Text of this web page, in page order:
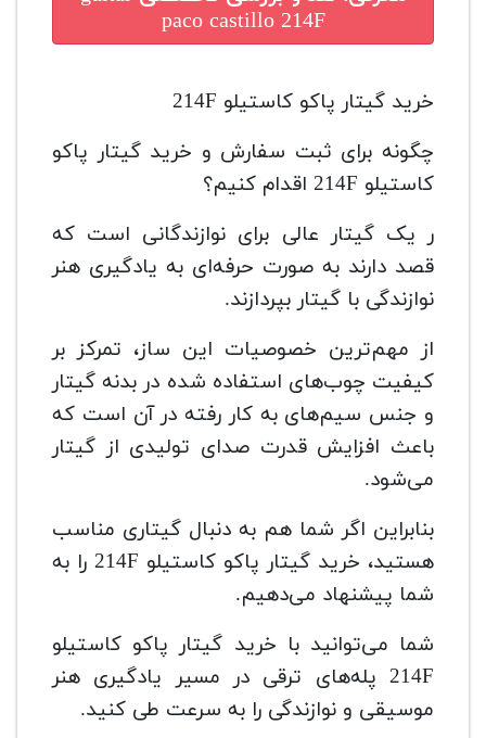
paco castillo 214F
خرید گیتار پاکو کاستیلو 214F
چگونه برای ثبت سفارش و خرید گیتار پاکو
کاستیلو 214F اقدام کنیم؟
ر یک گیتار عالی برای نوازندگانی است که
قصد دارند به صورت حرفه‌ای به یادگیری هنر
نوازندگی با گیتار بپردازند.
از مهم‌ترین خصوصیات این ساز، تمرکز بر
کیفیت چوب‌های استفاده شده در بدنه گیتار
و جنس سیم‌های به کار رفته در آن است که
باعث افزایش قدرت صدای تولیدی از گیتار
می‌شود.
بنابراین اگر شما هم به دنبال گیتاری مناسب
هستید، خرید گیتار پاکو کاستیلو 214F را به
شما پیشنهاد می‌دهیم.
شما می‌توانید با خرید گیتار پاکو کاستیلو
214F پله‌های ترقی در مسیر یادگیری هنر
موسیقی و نوازندگی را به سرعت طی کنید.